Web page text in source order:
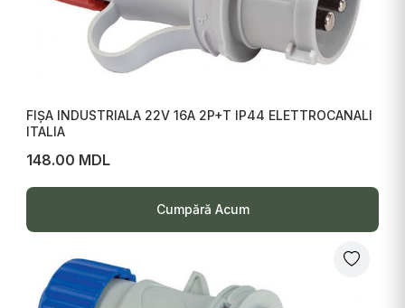
FIȘA INDUSTRIALA 22V 16A 2P+T IP44 ELETTROCANALI
ITALIA
148.00 MDL
Cumpără Acum